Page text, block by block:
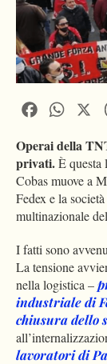
Facebook
Operai della
privati.È questa
Cobas muove a
Fedex e la
multinazionale
I fatti sono
La tensione
nella logistica –
industriale di
chiusura dello
lavoratori di